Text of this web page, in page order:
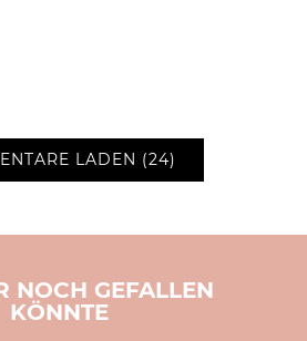
LADEN (24)
NOCH GEFALLEN
KÖNNTE